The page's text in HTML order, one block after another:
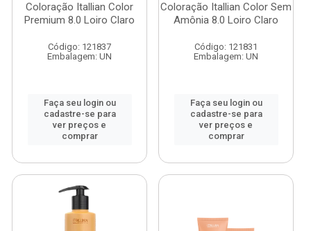
Coloração Itallian Color
Premium 8.0 Loiro Claro
Código: 121837
Embalagem: UN
Faça seu login ou
cadastre-se para
ver preços e
comprar
Coloração Itallian Color Sem
Amônia 8.0 Loiro Claro
Código: 121831
Embalagem: UN
Faça seu login ou
cadastre-se para
ver preços e
comprar